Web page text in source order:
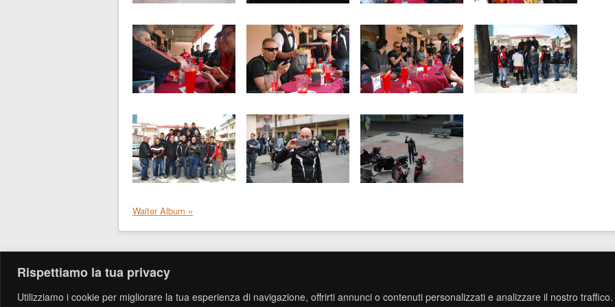
Rispettiamo la tua privacy
Utilizziamo i cookie per migliorare la tua esperienza di navigazione, offrirti annunci o contenuti personalizzati e analizzare il nostro
Walter Album »
Copyright © 2014 Ducati Club Reggio Calabria. All Rights Reserved.Powered by Bruno Smeriglio